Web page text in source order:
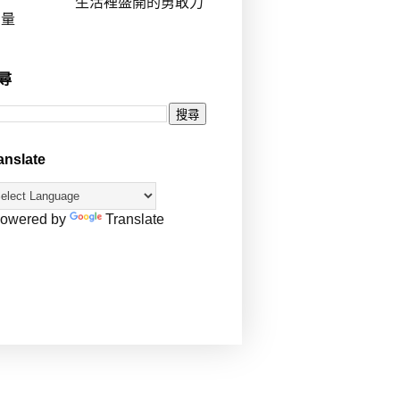
量
by Translate